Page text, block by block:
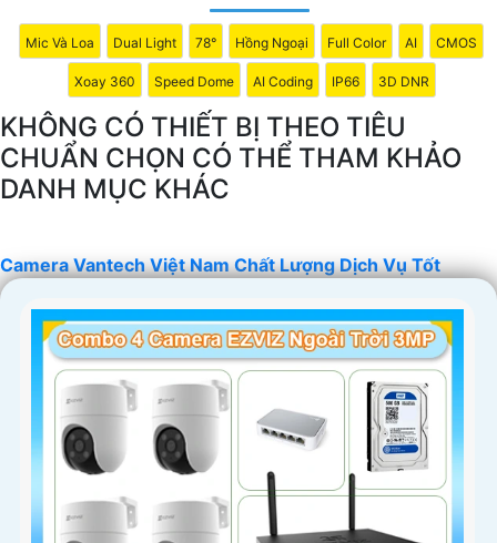
Mic Và Loa Dual Light 78° Hồng Ngoại Full Color AI CMOS
Xoay 360 Speed Dome AI Coding IP66 3D DNR
KHÔNG CÓ THIẾT BỊ THEO TIÊU
CHUẨN CHỌN CÓ THỂ THAM KHẢO
DANH MỤC KHÁC
Camera Vantech Việt Nam Chất Lượng Dịch Vụ Tốt